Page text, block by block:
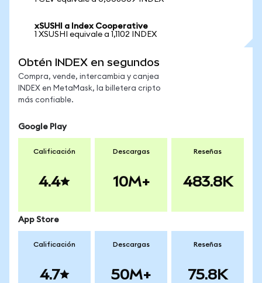
xSUSHI a Index Cooperative
1 XSUSHI equivale a 1,1102 INDEX
Obtén INDEX en segundos
Compra, vende, intercambia y canjea
INDEX en MetaMask, la billetera cripto
más confiable.
Google Play
Calificación
4.4
Descargas
10M+
Reseñas
483.8K
App Store
Calificación
4.7
Descargas
50M+
Reseñas
75.8K